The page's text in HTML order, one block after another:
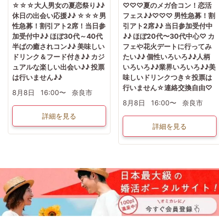
☆☆☆大人男女の夏恋祭り♪♪
休日の出会い応援♪♪ ☆☆☆男
性急募！割引アト2席！当日参
加受付中♪♪ ほぼ30代～40代
半ばの癒されコン♪♪ 美味しい
ドリンク＆フード付き♪♪ カジ
ュアルな楽しい出会い♪♪ 投票
は行いません♪♪
8月8日
16:00〜 奈良市
詳細を見る
♡♡♡夏のメガ合コン！恋活
フェス♪♪♡♡♡ 男性急募！割
引アト2席♪♪ 当日参加受付中
♪♪ ほぼ20代〜30代中心♡ カ
フェや花火デートに行ってみ
たい♪♪ 個性いろいろ♪♪人柄
いろいろ♪♪業界いろいろ♪♪美
味しいドリンクつき☆投票は
行いません☆連絡交換自由♡
8月8日
16:00〜 奈良市
詳細を見る